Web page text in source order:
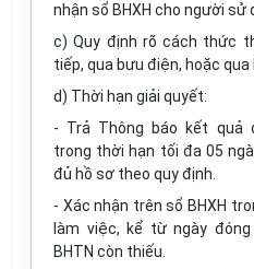
nhận sổ BHXH cho người sử
c) Quy định rõ cách thức
tiếp, qua bưu điện, hoặc qua
d) Thời hạn giải quyết:
- Trả Thông báo kết quả
trong thời hạn tối đa 05
đủ hồ sơ theo quy định.
- Xác nhận trên sổ BHXH
làm việc, kể từ ngày đóng
BHTN còn thiếu.